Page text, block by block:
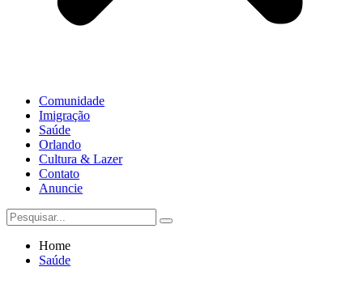
Comunidade
Imigração
Saúde
Orlando
Cultura & Lazer
Contato
Anuncie
Home
Saúde